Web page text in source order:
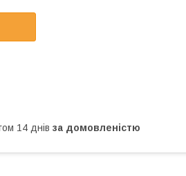
14 днів за домовленістю